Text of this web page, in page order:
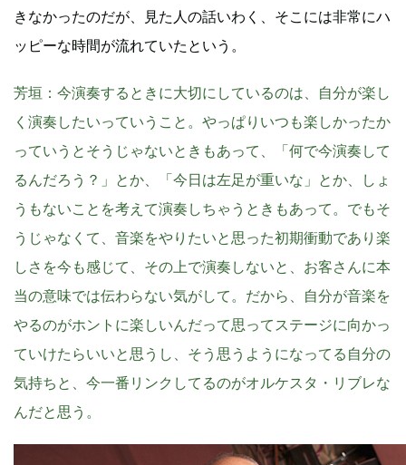
きなかったのだが、見た人の話いわく、そこには非常にハ
ッピーな時間が流れていたという。
芳垣 ：今演奏するときに大切にしているのは、自分が楽し
く演奏したいっていうこと。やっぱりいつも楽しかったか
っていうとそうじゃないときもあって、「何で今演奏して
るんだろう？」とか、「今日は左足が重いな」とか、しょ
うもないことを考えて演奏しちゃうときもあって。でもそ
うじゃなくて、音楽をやりたいと思った初期衝動であり楽
しさを今も感じて、その上で演奏しないと、お客さんに本
当の意味では伝わらない気がして。だから、自分が音楽を
やるのがホントに楽しいんだって思ってステージに向かっ
ていけたらいいと思うし、そう思うようになってる自分の
気持ちと、今一番リンクしてるのがオルケスタ・リブレな
んだと思う。